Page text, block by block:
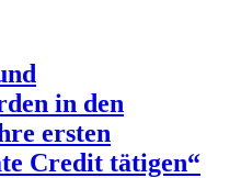
in den
ersten
Credit tätigen“